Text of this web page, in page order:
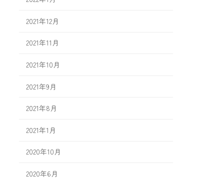
2021年12月
2021年11月
2021年10月
2021年9月
2021年8月
2021年1月
2020年10月
2020年6月